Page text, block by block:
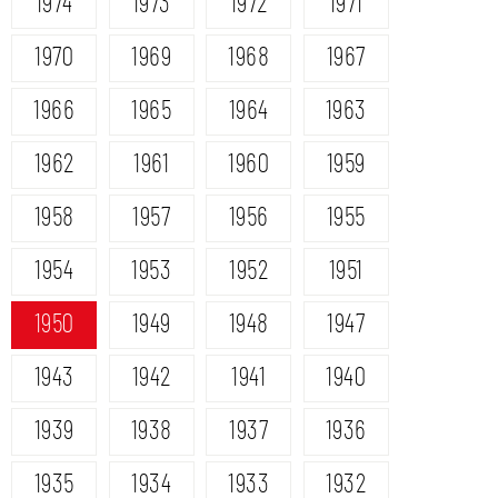
1970
1969 1968
1967
1966
1965 1964
1963
1962
1961 1960
1959
1958
1957 1956
1955
1954
1953 1952
1951
1950
1949 1948
1947
1943
1942 1941
1940
1939
1938 1937
1936
1935
1934 1933 1932